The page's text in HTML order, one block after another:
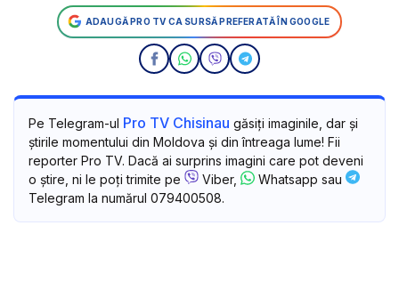
ADAUGĂ PRO TV CA SURSĂ PREFERATĂ ÎN GOOGLE
Pe Telegram-ul Pro TV Chisinau găsiți imaginile, dar și
știrile momentului din Moldova și din întreaga lume! Fii
reporter Pro TV. Dacă ai surprins imagini care pot deveni
o știre, ni le poți trimite pe
Viber,
Whatsapp sau
Telegram la numărul 079400508.